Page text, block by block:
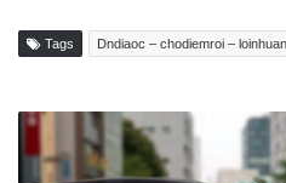
Tags Dndiaoc – chodiemroi – loinhuan